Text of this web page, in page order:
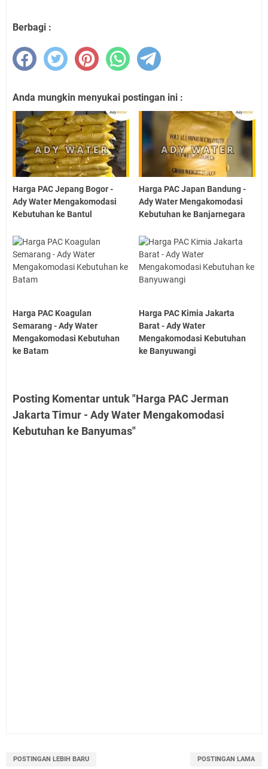
Berbagi :
Anda mungkin menyukai postingan ini :
Harga PAC Jepang Bogor -
Ady Water Mengakomodasi
Kebutuhan ke Bantul
Harga PAC Japan Bandung -
Ady Water Mengakomodasi
Kebutuhan ke Banjarnegara
Harga PAC Koagulan
Semarang - Ady Water
Mengakomodasi Kebutuhan
ke Batam
Harga PAC Kimia Jakarta
Barat - Ady Water
Mengakomodasi Kebutuhan
ke Banyuwangi
Posting Komentar untuk "Harga PAC Jerman
Jakarta Timur - Ady Water Mengakomodasi
Kebutuhan ke Banyumas"
POSTINGAN LEBIH BARU POSTINGAN LAMA